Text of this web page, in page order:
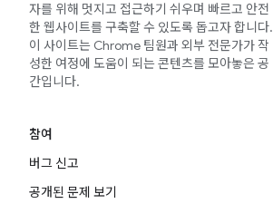
자를 위해 멋지고 접근하기 쉬우며 빠르고 안전
한 웹사이트를 구축할 수 있도록 돕고자 합니다.
이 사이트는 Chrome 팀원과 외부 전문가가 작
성한 여정에 도움이 되는 콘텐츠를 모아놓은 공
간입니다.
참여
버그 신고
공개된 문제 보기